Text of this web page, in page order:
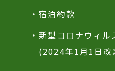
・宿泊約款
・新型コロナウィ
(2024年1月1日改